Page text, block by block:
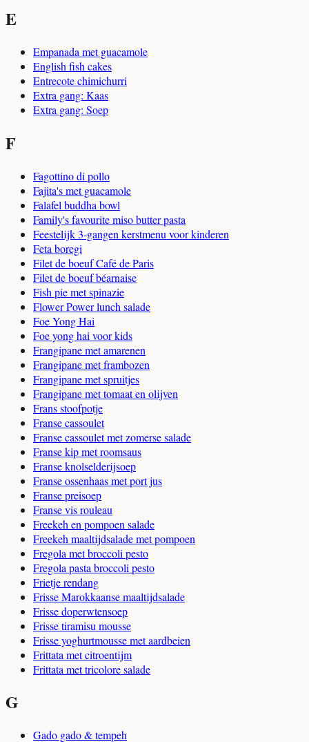
E
Empanada met guacamole
English fish cakes
Entrecote chimichurri
Extra gang: Kaas
Extra gang: Soep
F
Fagottino di pollo
Fajita's met guacamole
Falafel buddha bowl
Family's favourite miso butter pasta
Feestelijk 3-gangen kerstmenu voor kinderen
Feta boregi
Filet de boeuf Café de Paris
Filet de boeuf béarnaise
Fish pie met spinazie
Flower Power lunch salade
Foe Yong Hai
Foe yong hai voor kids
Frangipane met amarenen
Frangipane met frambozen
Frangipane met spruitjes
Frangipane met tomaat en olijven
Frans stoofpotje
Franse cassoulet
Franse cassoulet met zomerse salade
Franse kip met roomsaus
Franse knolselderijsoep
Franse ossenhaas met port jus
Franse preisoep
Franse vis rouleau
Freekeh en pompoen salade
Freekeh maaltijdsalade met pompoen
Fregola met broccoli pesto
Fregola pasta broccoli pesto
Frietje rendang
Frisse Marokkaanse maaltijdsalade
Frisse doperwtensoep
Frisse tiramisu mousse
Frisse yoghurtmousse met aardbeien
Frittata met citroentijm
Frittata met tricolore salade
G
Gado gado & tempeh